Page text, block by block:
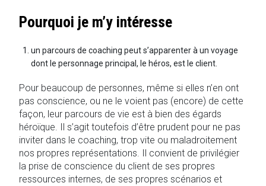
Pourquoi je m’y intéresse
un parcours de coaching peut s’apparenter à un voyage
dont le personnage principal, le héros, est le client.
Pour beaucoup de personnes, même si elles n’en ont
pas conscience, ou ne le voient pas (encore) de cette
façon, leur parcours de vie est à bien des égards
héroïque. Il s’agit toutefois d’être prudent pour ne pas
inviter dans le coaching, trop vite ou maladroitement
nos propres représentations. Il convient de privilégier
la prise de conscience du client de ses propres
ressources internes, de ses propres scénarios et